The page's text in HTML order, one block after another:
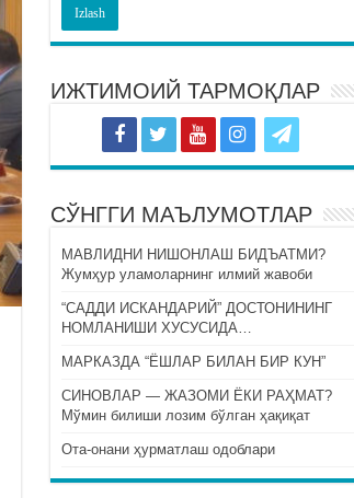
ИЖТИМОИЙ ТАРМОҚЛАР
СЎНГГИ МАЪЛУМОТЛАР
МАВЛИДНИ НИШОНЛАШ БИДЪАТМИ?
Жумҳур уламоларнинг илмий жавоби
“САДДИ ИСКАНДАРИЙ” ДОСТОНИНИНГ
НОМЛАНИШИ ХУСУСИДА…
МАРКАЗДА “ЁШЛАР БИЛАН БИР КУН”
СИНОВЛАР — ЖАЗОМИ ЁКИ РАҲМАТ?
Мўмин билиши лозим бўлган ҳақиқат
Ота-онани ҳурматлаш одоблари